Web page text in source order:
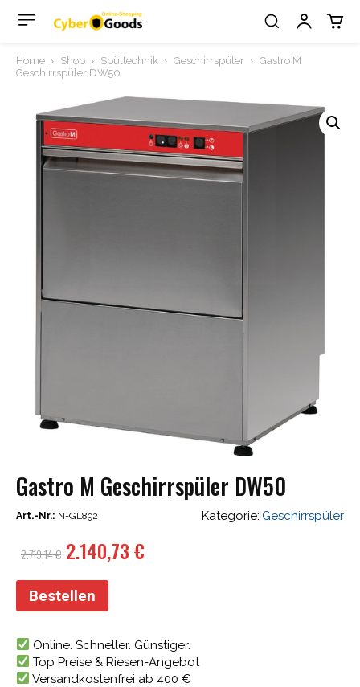
Home Shop Spültechnik Geschirrspüler
Gastro M
Geschirrspüler DW50
Gastro M Geschirrspüler DW50
Art.-Nr.: N-GL892 Kategorie: Geschirrspüler
2.719,14€ Ursprünglicher
Preis
war:
2.719,14 €
2.140,73€
Bestellen
Online. Schneller. Günstiger.
Top Preise & Riesen-Angebot
Versandkostenfrei ab 400 €